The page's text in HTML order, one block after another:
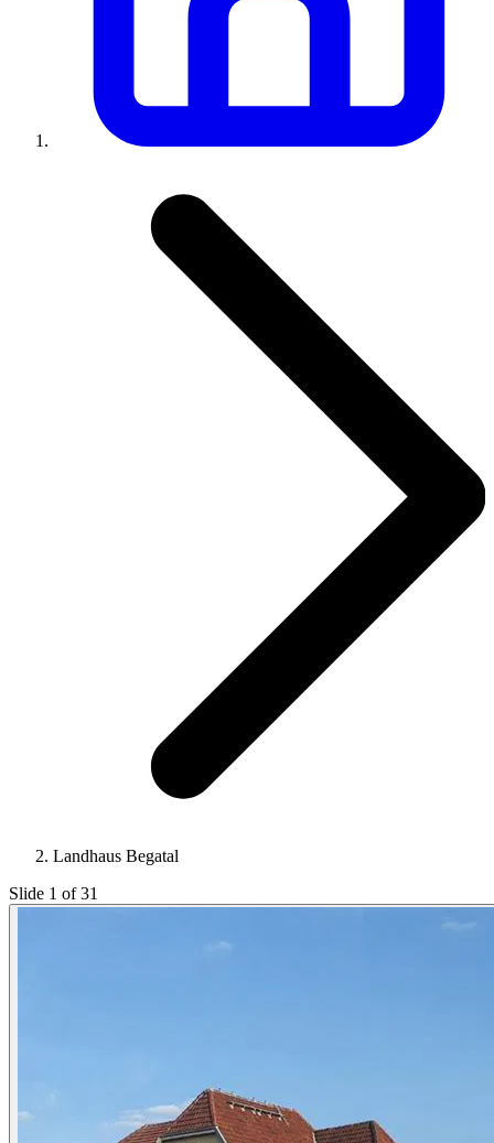
Landhaus Begatal
Slide 1 of 31